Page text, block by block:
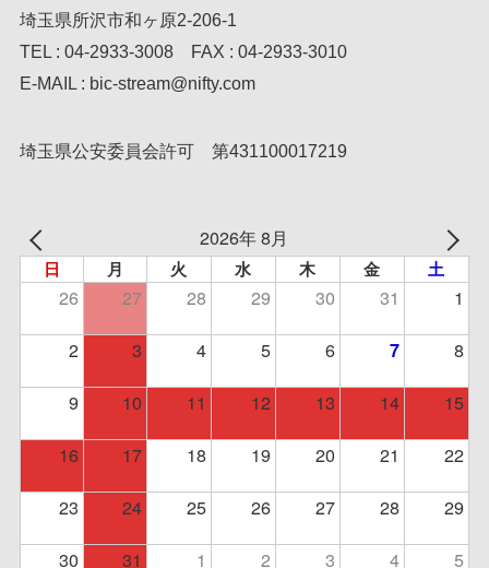
埼玉県所沢市和ヶ原2-206-1
TEL : 04-2933-3008 FAX : 04-2933-3010
E-MAIL : bic-stream@nifty.com
埼玉県公安委員会許可 第431100017219
2026年 8月
日 月 火 水 木 金 土
26 27 28 29 30 31
1
2
3 4 5 6 7
8
9
10 11 12 13 14
15
16
17 18 19 20 21
22
23
24 25 26 27 28
29
30
31 1 2 3 4 5